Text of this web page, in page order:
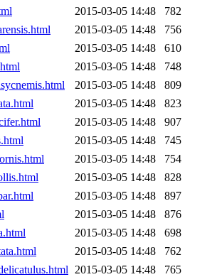
2015-03-05 14:48
782
2015-03-05 14:48
756
2015-03-05 14:48
610
2015-03-05 14:48
748
2015-03-05 14:48
809
2015-03-05 14:48
823
2015-03-05 14:48
907
2015-03-05 14:48
745
2015-03-05 14:48
754
2015-03-05 14:48
828
2015-03-05 14:48
897
2015-03-05 14:48
876
2015-03-05 14:48
698
2015-03-05 14:48
762
2015-03-05 14:48
765